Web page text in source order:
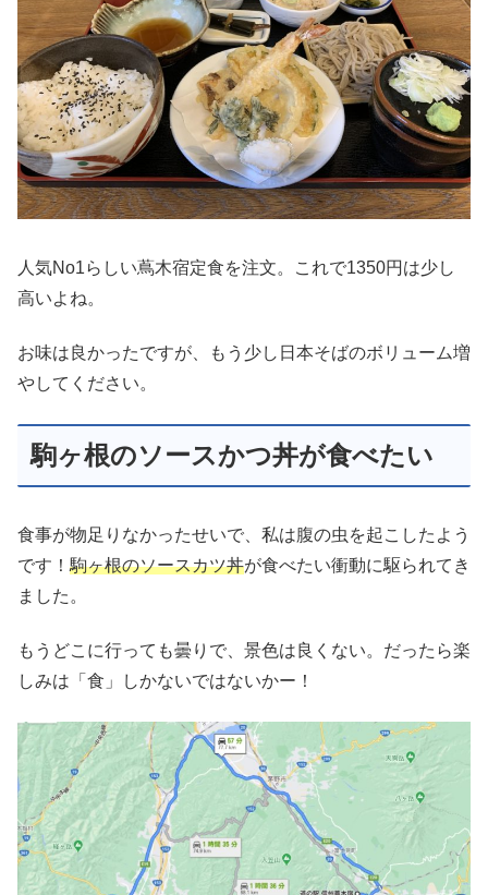
人気No1らしい蔦木宿定食を注文。これで1350円は少し
高いよね。
お味は良かったですが、もう少し日本そばのボリューム増
やしてください。
駒ヶ根のソースかつ丼が食べたい
食事が物足りなかったせいで、私は腹の虫を起こしたよう
です！ 駒ヶ根のソースカツ丼が食べたい衝動に駆られてき
ました。
もうどこに行っても曇りで、景色は良くない。だったら楽
しみは「食」しかないではないかー！